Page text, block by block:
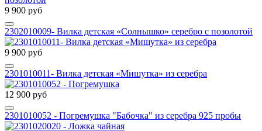
9 900 руб
2302010009- Вилка детская «Солнышко» серебро с позолотой
9 900 руб
2301010011- Вилка детская «Мишутка» из серебра
12 900 руб
2301010052 - Погремушка "Бабочка" из серебра 925 пробы